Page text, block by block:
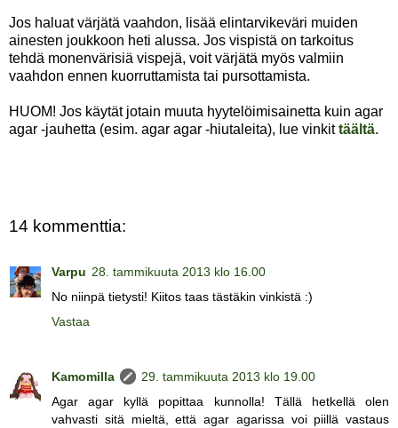
Jos haluat värjätä vaahdon, lisää elintarvikeväri muiden
ainesten joukkoon heti alussa. Jos vispistä on tarkoitus
tehdä monenvärisiä vispejä, voit värjätä myös valmiin
vaahdon ennen kuorruttamista tai pursottamista.
HUOM! Jos käytät jotain muuta hyytelöimisainetta kuin agar
agar -jauhetta (esim. agar agar -hiutaleita), lue vinkittäältä.
14 kommenttia:
Varpu 28. tammikuuta 2013 klo 16.00
No niinpä tietysti! Kiitos taas tästäkin vinkistä :)
Vastaa
Kamomilla
29. tammikuuta 2013 klo 19.00
Agar agar kyllä popittaa kunnolla! Tällä hetkellä olen
vahvasti sitä mieltä, että agar agarissa voi piillä vastaus